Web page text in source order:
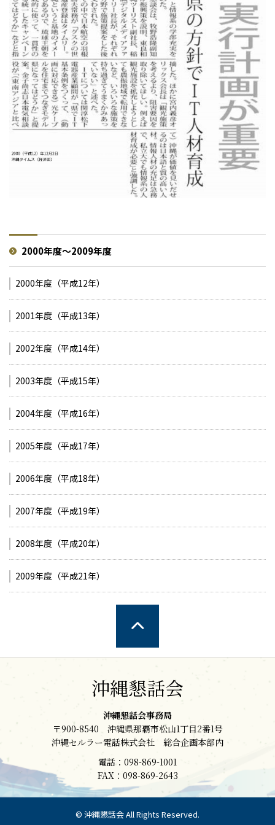
2000年度～2009年度
2000年度（平成12年）
2001年度（平成13年）
2002年度（平成14年）
2003年度（平成15年）
2004年度（平成16年）
2005年度（平成17年）
2006年度（平成18年）
2007年度（平成19年）
2008年度（平成20年）
2009年度（平成21年）
沖縄懇話会
沖縄懇話会事務局
〒900-8540 沖縄県那覇市松山1丁目2番1号
沖縄セルラー電話株式会社 総合企画本部内
電話：098-869-1001
FAX：098-869-2643
© 沖縄懇話会 All Rights Reserved.